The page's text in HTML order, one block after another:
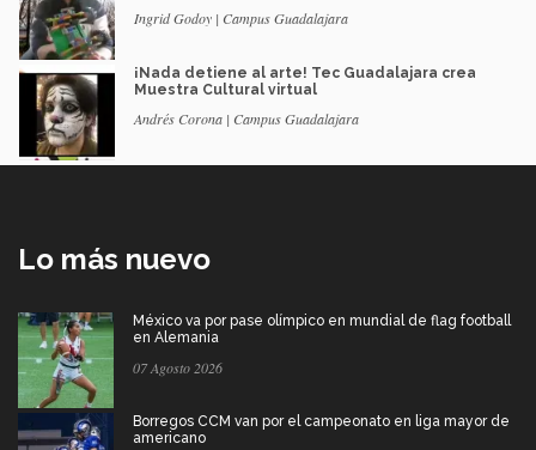
Ingrid Godoy | Campus Guadalajara
¡Nada detiene al arte! Tec Guadalajara crea
Muestra Cultural virtual
Andrés Corona | Campus Guadalajara
Lo más nuevo
México va por pase olímpico en mundial de flag football
en Alemania
07 Agosto 2026
Borregos CCM van por el campeonato en liga mayor de
americano